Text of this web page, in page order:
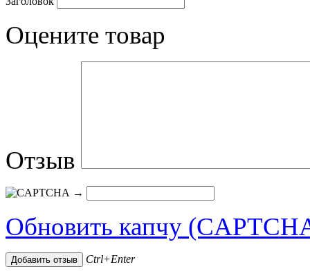
Оцените товар
Отзыв
→
Обновить капчу
Ctrl+Enter